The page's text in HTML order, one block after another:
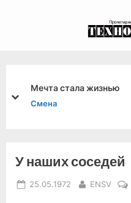
Мечта стала жизнью
Смена
prev
next
У наших соседей
Posted
25.05.1972 By
ENSV